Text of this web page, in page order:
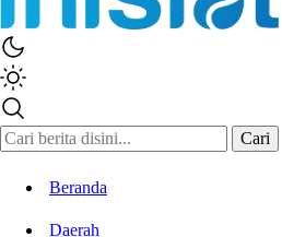
Inisiatif.co
Stay Connected Stay Informed
Cari
Beranda
Daerah